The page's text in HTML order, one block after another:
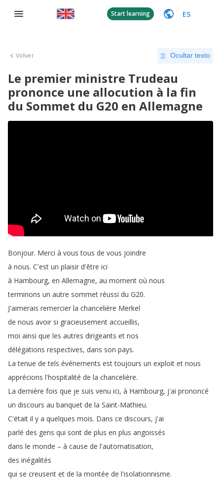
Start learning ES
Volver Ocultar texto
Le premier ministre Trudeau
prononce une allocution à la fin
du Sommet du G20 en Allemagne
Bonjour. Merci à vous tous de vous joindre
à nous. C'est un plaisir d'être ici
à Hambourg, en Allemagne, au moment où nous
terminons un autre sommet réussi du G20.
J'aimerais remercier la chancelière Merkel
de nous avoir si gracieusement accueillis,
moi ainsi que les autres dirigeants et nos
délégations respectives, dans son pays.
La tenue de tels événements est toujours un exploit et nous
apprécions l'hospitalité de la chancelière.
La dernière fois que je suis venu ici, à Hambourg, j'ai prononcé
un discours au banquet de la Saint-Mathieu.
C'était il y a quelques mois. Dans ce discours, j'ai
parlé des gens qui sont de plus en plus angoissés
dans le monde – à cause de l'automatisation,
des inégalités
qui se creusent et de la montée de l'isolationnisme.